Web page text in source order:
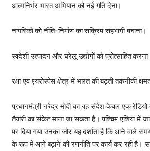
आत्मनिर्भर भारत अभियान को नई गति देना।
नागरिकों को नीति-निर्माण का सक्रिय सहभागी बनाना।
स्वदेशी उत्पादन और घरेलू उद्योगों को प्रोत्साहित
रक्षा एवं एयरोस्पेस क्षेत्र में भारत की बढ़ती तकनीकी
प्रधानमंत्री नरेंद्र मोदी का यह संदेश केवल एक रेडियो
तैयारी का संकेत माना जा सकता है। पश्चिम एशिया में
पर दिया गया उनका जोर यह दर्शाता है कि आने वाले
के रूप में आगे बढ़ाने की रणनीति पर कार्य कर रही है।